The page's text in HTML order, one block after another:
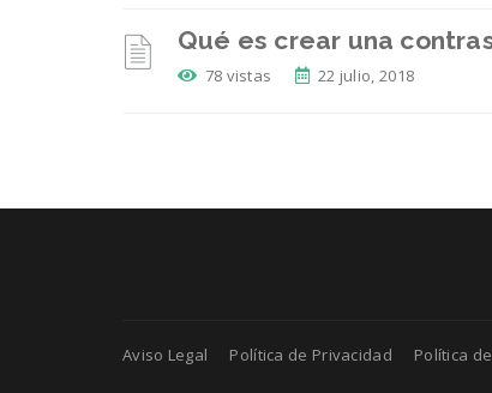
Qué es crear una
78 vistas 22 julio, 2018
Aviso Legal Política de Privacidad Política